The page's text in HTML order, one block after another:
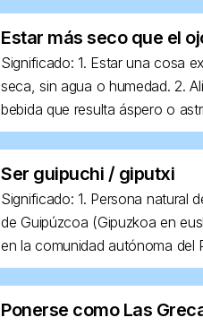
Estar más seco que el
Significado: 1. Estar una cosa
seca, sin agua o humedad. 2.
bebida que resulta áspero o
Ser guipuchi / giputxi
Significado: 1. Persona natural
de Guipúzcoa (Gipuzkoa en
en la comunidad autónoma del
Ponerse como Las